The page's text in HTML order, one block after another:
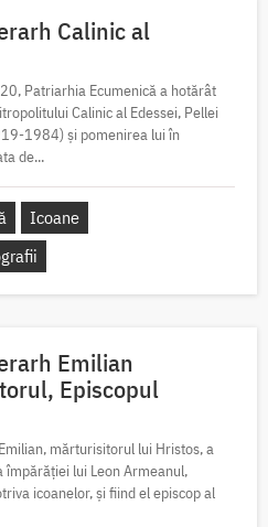
Calinic al
Patriarhia Ecumenică a hotărât
Calinic al Edessei, Pellei
1984) și pomenirea lui în
de...
Icoane
Emilian
Episcopul
mărturisitorul lui Hristos, a
împărăției lui Leon Armeanul,
icoanelor, și fiind el episcop al